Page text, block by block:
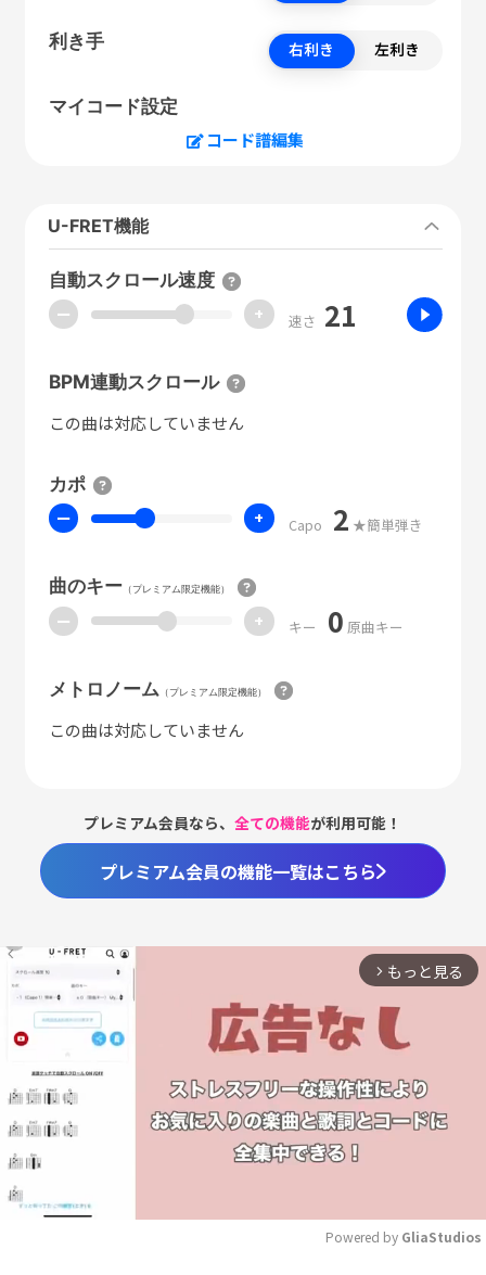
利き手 右利き 左利き
マイコード設定
コード譜編集
U-FRET機能
自動スクロール速度
ー + 速さ 21
BPM連動スクロール
この曲は対応していません
カポ
ー + Capo 2 ★簡単弾き
曲のキー（プレミアム限定機能）
ー + キー 0 原曲キー
メトロノーム （プレミアム限定機能）
この曲は対応していません
プレミアム会員なら、全ての機能が利用可能！
プレミアム会員の機能一覧はこちら
arrow_forward_ios もっと見る
Powered by GliaStudios